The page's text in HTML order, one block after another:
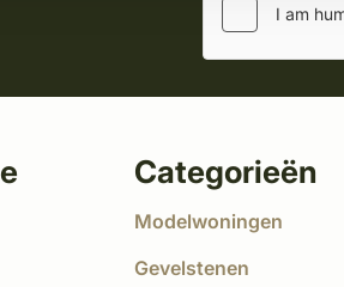
Categorieën
Modelwoningen
Gevelstenen